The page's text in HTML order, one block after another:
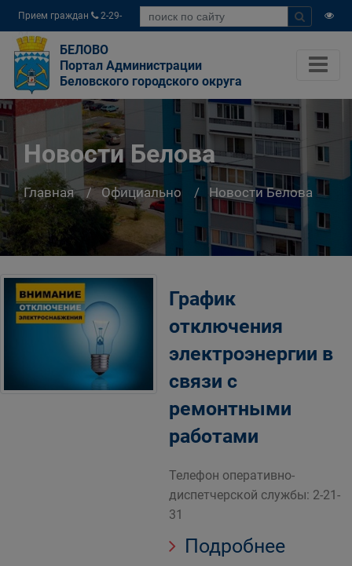
Прием граждан
2-29-
04
БЕЛОВО
Портал Администрации
Беловского городского округа
Новости Белова
Главная Официально Новости Белова
График
отключения
электроэнергии в
связи с
ремонтными
работами
Телефон оперативно-
диспетчерской службы: 2-21-
31
Подробнее